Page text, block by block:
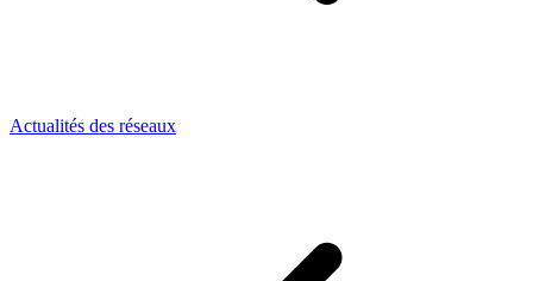
Actualités des réseaux